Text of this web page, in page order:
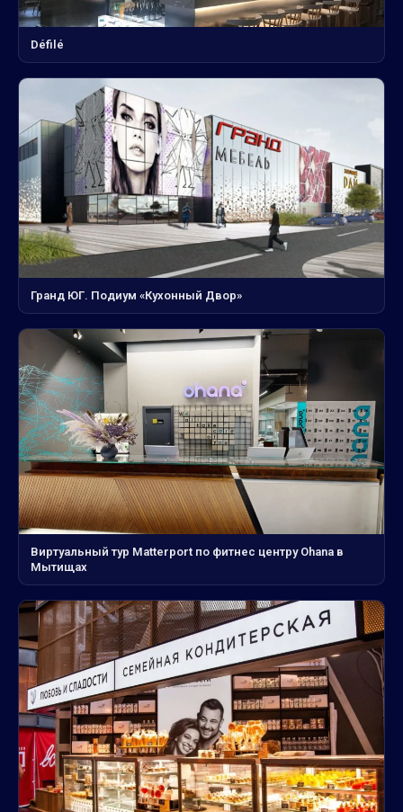
Défilé
Гранд ЮГ. Подиум «Кухонный Двор»
Виртуальный тур Matterport по фитнес центру Ohana в
Мытищах